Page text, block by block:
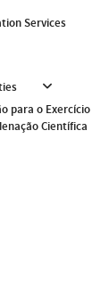
Services
para o Exercício
Científica